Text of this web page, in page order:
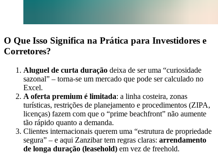
O Que Isso Significa na Prática para Investidores e
Corretores?
Aluguel de curta duração deixa de ser uma “curiosidade
sazonal” – torna-se um mercado que pode ser calculado no
Excel.
A oferta premium é limitada: a linha costeira, zonas
turísticas, restrições de planejamento e procedimentos (ZIPA,
licenças) fazem com que o “prime beachfront” não aumente
tão rápido quanto a demanda.
Clientes internacionais querem uma “estrutura de propriedade
segura” – e aqui Zanzibar tem regras claras: arrendamento
de longa duração (leasehold) em vez de freehold.